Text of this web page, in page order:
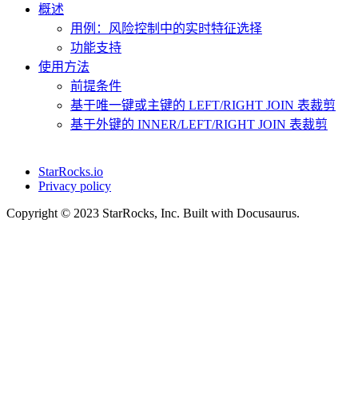
概述
用例：风险控制中的实时特征选择
功能支持
使用方法
前提条件
基于唯一键或主键的 LEFT/RIGHT JOIN 表裁剪
基于外键的 INNER/LEFT/RIGHT JOIN 表裁剪
StarRocks.io
Privacy policy
Copyright © 2023 StarRocks, Inc. Built with Docusaurus.